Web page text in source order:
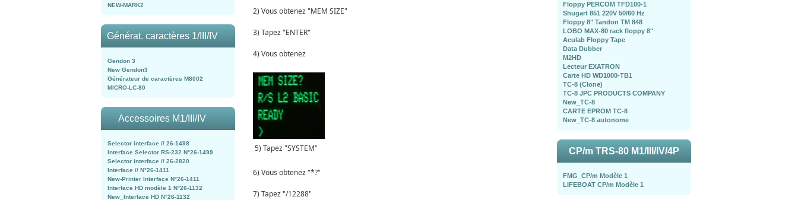
NEW-MARK2
Générat. caractères 1/III/IV
Gendon 3
New Gendon3
Générateur de caractères M8002
MICRO-LC-80
Accessoires M1/III/IV
Selector interface // 26-1498
Interface Selector RS-232 N°26-1499
Selector interface // 26-2820
Interface // N°26-1411
New-Printer Interface N°26-1411
Interface HD modèle 1 N°26-1132
New_Interface HD N°26-1132
2) Vous obtenez "MEM SIZE"
3) Tapez "ENTER"
4) Vous obtenez
5) Tapez "SYSTEM"
6) Vous obtenez "*?"
7) Tapez "/12288"
Floppy PERCOM TFD100-1
Shugart 851 220V 50/60 Hz
Floppy 8" Tandon TM 848
LOBO MAX-80 rack floppy 8"
Aculab Floppy Tape
Data Dubber
M2HD
Lecteur EXATRON
Carte HD WD1000-TB1
TC-8 (Clone)
TC-8 JPC PRODUCTS COMPANY
New_TC-8
CARTE EPROM TC-8
New_TC-8 autonome
CP/m TRS-80 M1/III/IV/4P
FMG_CP/m Modèle 1
LIFEBOAT CP/m Modèle 1